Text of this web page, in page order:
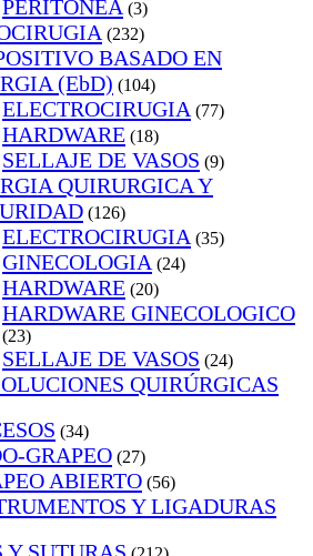
PERITONEA (3)
(232)
BASADO EN
(EbD) (104)
ELECTROCIRUGIA (77)
HARDWARE (18)
SELLAJE DE VASOS (9)
QUIRURGICA Y
(126)
ELECTROCIRUGIA (35)
GINECOLOGIA (24)
HARDWARE (20)
HARDWARE GINECOLOGICO
(23)
SELLAJE DE VASOS (24)
QUIRÚRGICAS
(34)
GRAPEO (27)
ABIERTO (56)
Y LIGADURAS